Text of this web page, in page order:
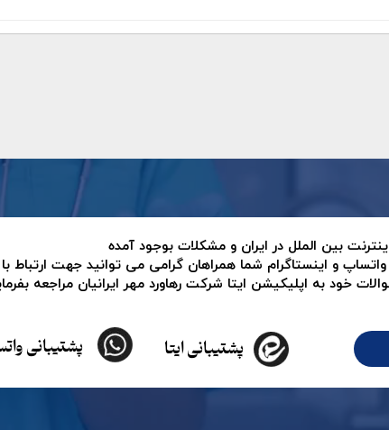
بین الملل در ایران و مشکلات بوجود آمده
و اینستاگرام شما همراهان گرامی می توانید جهت ارتباط
خود به اپلیکیشن ایتا شرکت رهاورد مهر ایرانیان مراجعه
پشتیبانی ایتا پشتیبانی